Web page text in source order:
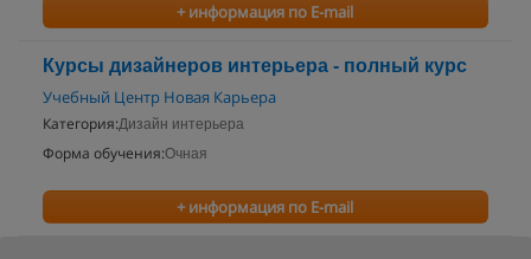
+ информация по E-mail
Курсы дизайнеров интерьера - полный курс
Учебный Центр Новая Карьера
Категория:Дизайн интерьера
Форма обучения:Очная
+ информация по E-mail